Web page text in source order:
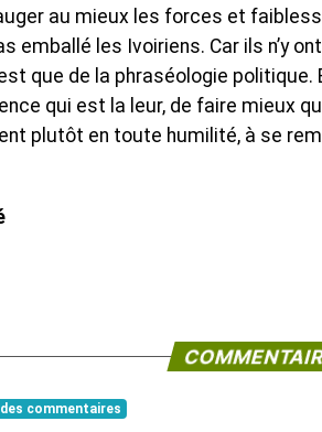
au mieux les forces et
emballé les Ivoiriens. Car ils n’y
que de la phraséologie
qui est la leur, de faire mieux
plutôt en toute humilité, à se
commentaires